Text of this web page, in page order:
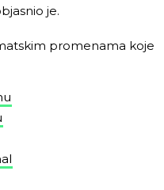
je.
promenama koje